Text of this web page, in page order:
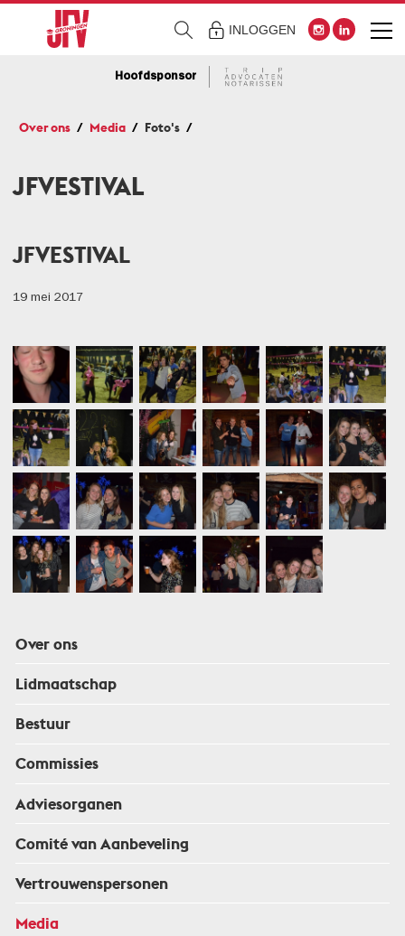
INLOGGEN
Hoofdsponsor
Over ons Media Foto's
Over ons
Lidmaatschap
Bestuur
Commissies
Adviesorganen
Comité van Aanbeveling
Vertrouwenspersonen
Media
JFVESTIVAL
JFVESTIVAL
19 mei 2017